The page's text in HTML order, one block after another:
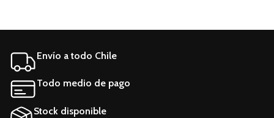
hfs512gd9mne-6200a
Envío a todo Chile
Todo medio de pago
Stock disponible